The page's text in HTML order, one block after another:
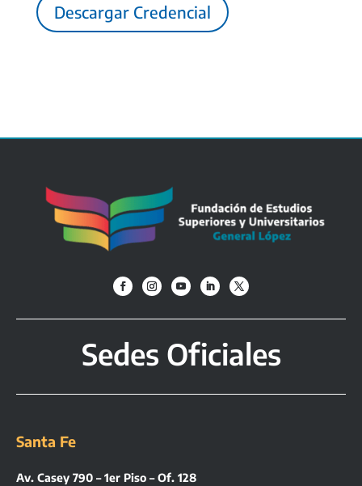
Descargar Credencial
Sedes Oficiales
Santa Fe
Av. Casey 790 – 1er Piso – Of. 128